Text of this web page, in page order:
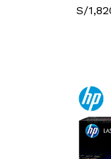
S/